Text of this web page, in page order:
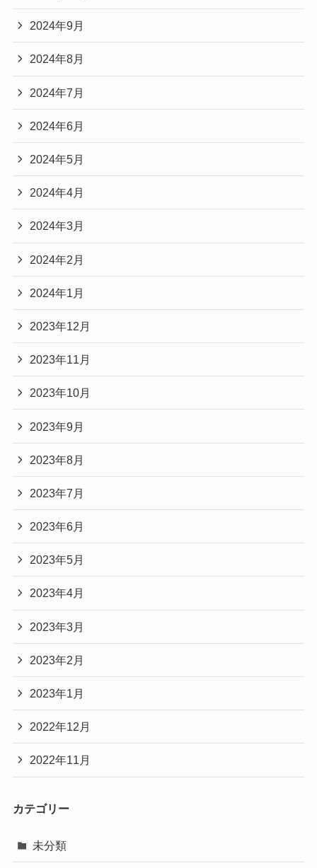
2024年9月
2024年8月
2024年7月
2024年6月
2024年5月
2024年4月
2024年3月
2024年2月
2024年1月
2023年12月
2023年11月
2023年10月
2023年9月
2023年8月
2023年7月
2023年6月
2023年5月
2023年4月
2023年3月
2023年2月
2023年1月
2022年12月
2022年11月
カテゴリー
未分類